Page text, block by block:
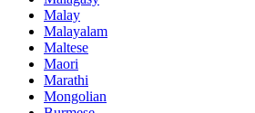
Malay
Malayalam
Maltese
Maori
Marathi
Mongolian